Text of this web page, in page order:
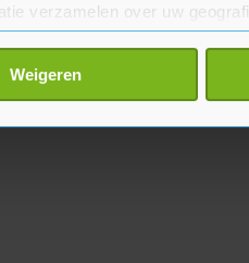
verzamelen over uw
identificeren door het
hoe uw persoonlijke
elk moment wijzigen of
Weigeren